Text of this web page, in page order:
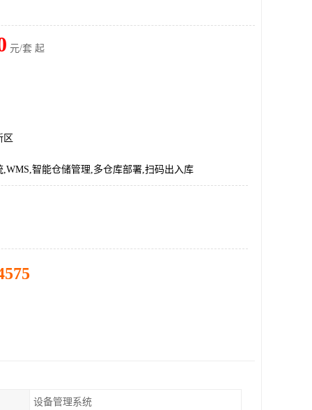
元/套 起
区
,WMS,智能仓储管理,多仓库部署,扫码出入库
设备管理系统